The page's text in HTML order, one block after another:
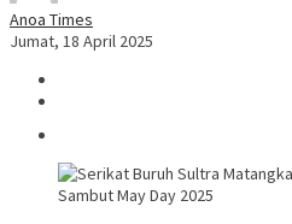
Anoa Times
Jumat, 18 April 2025